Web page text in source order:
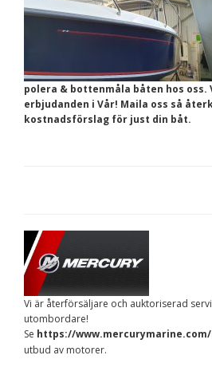
polera & bottenmåla båten hos oss.
erbjudanden i Vår! Maila oss så
kostnadsförslag för just din båt.
Vi är återförsäljare och auktoriserad
utombordare!
Se https://
utbud av motorer.